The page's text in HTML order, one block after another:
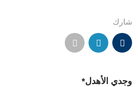
شارك
وجدي الأهدل*